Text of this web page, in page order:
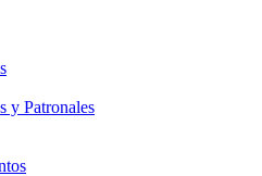
y Patronales